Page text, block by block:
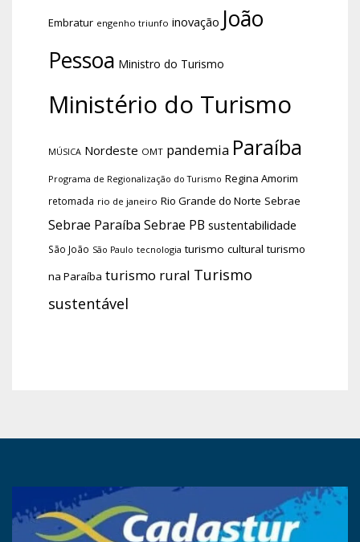
Embratur engenho triunfo inovação João
Pessoa Ministro do Turismo
Ministério do Turismo
MÚSICA Nordeste OMT pandemia Paraíba
Programa de Regionalização do Turismo Regina Amorim
retomada rio de janeiro Rio Grande do Norte Sebrae
Sebrae Paraíba Sebrae PB sustentabilidade
São João São Paulo tecnologia turismo cultural turismo
na Paraíba turismo rural Turismo
sustentável